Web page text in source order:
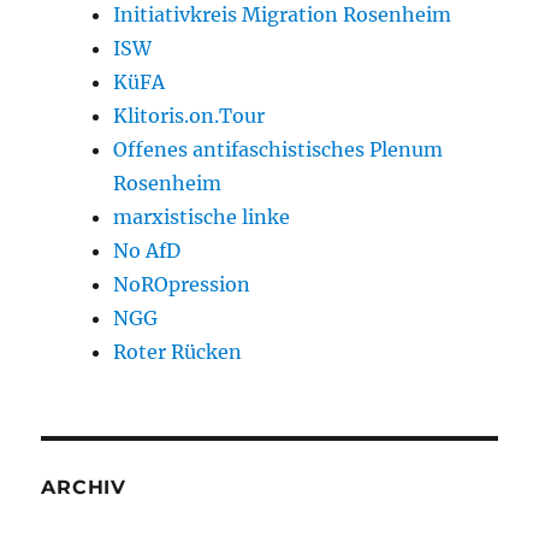
Initiativkreis Migration Rosenheim
ISW
KüFA
Klitoris.on.Tour
Offenes antifaschistisches Plenum
Rosenheim
marxistische linke
No AfD
NoROpression
NGG
Roter Rücken
ARCHIV